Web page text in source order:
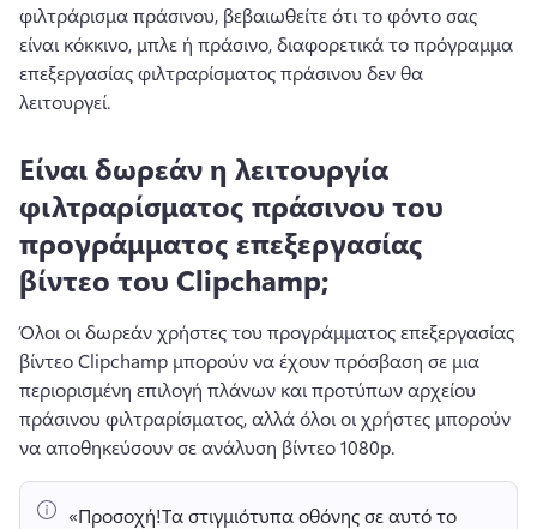
φιλτράρισμα πράσινου, βεβαιωθείτε ότι το φόντο σας
είναι κόκκινο, μπλε ή πράσινο, διαφορετικά το πρόγραμμα
επεξεργασίας φιλτραρίσματος πράσινου δεν θα
λειτουργεί.
Είναι δωρεάν η λειτουργία
φιλτραρίσματος πράσινου του
προγράμματος επεξεργασίας
βίντεο του Clipchamp;
Όλοι οι δωρεάν χρήστες του προγράμματος επεξεργασίας
βίντεο Clipchamp μπορούν να έχουν πρόσβαση σε μια
περιορισμένη επιλογή πλάνων και προτύπων αρχείου
πράσινου φιλτραρίσματος, αλλά όλοι οι χρήστες μπορούν
να αποθηκεύσουν σε ανάλυση βίντεο 1080p.
«Προσοχή!Τα στιγμιότυπα οθόνης σε αυτό το